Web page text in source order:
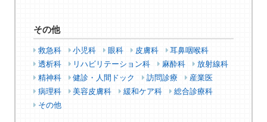
その他
救急科 小児科 眼科 皮膚科
耳鼻咽喉科
透析科
リハビリテーション科 麻酔科
放射線科
精神科
健診・人間ドック 訪問診療
産業医
病理科
美容皮膚科 緩和ケア科
総合診療科
その他